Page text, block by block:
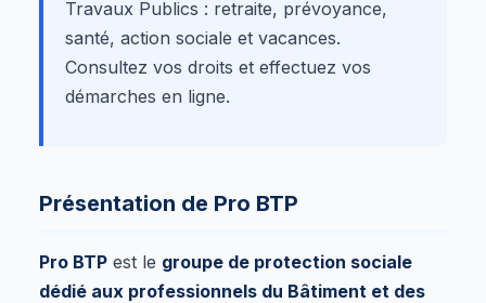
Travaux Publics : retraite, prévoyance,
santé, action sociale et vacances.
Consultez vos droits et effectuez vos
démarches en ligne.
Présentation de Pro BTP
Pro BTP est le groupe de protection sociale
dédié aux professionnels du Bâtiment et des